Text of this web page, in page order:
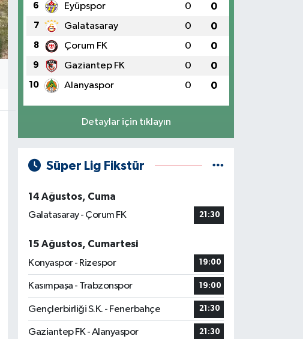
6 Eyüpspor 0 0
7 Galatasaray 0 0
8 Çorum FK 0 0
9 Gaziantep FK 0 0
10 Alanyaspor 0 0
Detaylar için tıklayın
Süper Lig Fikstür
14 Ağustos, Cuma
Galatasaray - Çorum FK
21:30
15 Ağustos, Cumartesi
Konyaspor - Rizespor
19:00
Kasımpaşa - Trabzonspor 19:00
Gençlerbirliği S.K. - Fenerbahçe 21:30
Gaziantep FK - Alanyaspor 21:30